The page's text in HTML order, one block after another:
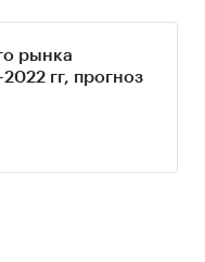
рынка
гг, прогноз